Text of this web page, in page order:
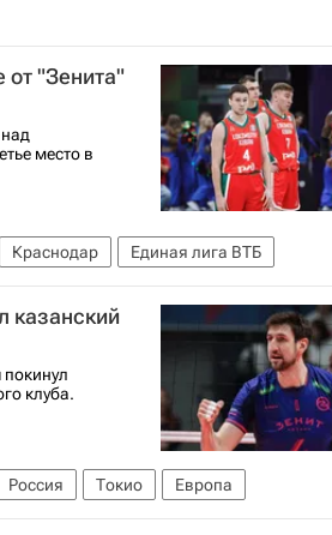
от "Зенита"
место в
Краснодар
Единая лига ВТБ
казанский
клуба.
Россия Токио
Европа
Волков